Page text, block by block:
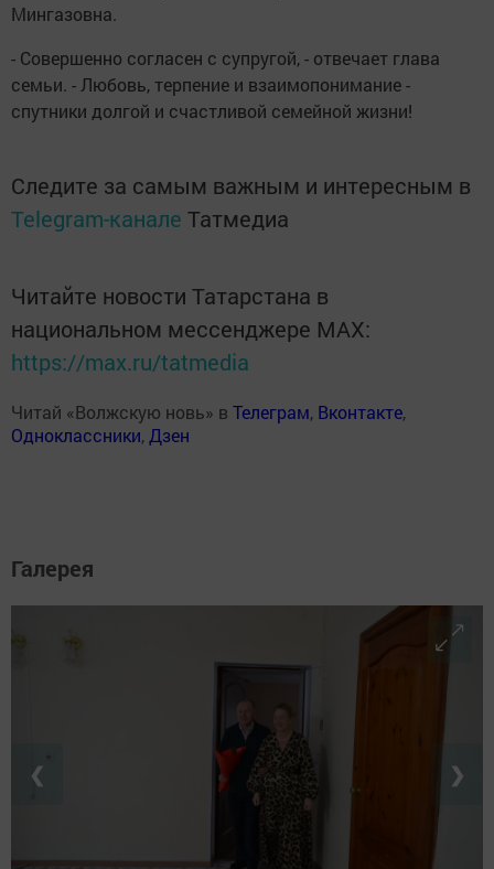
Мингазовна.
- Совершенно согласен с супругой, - отвечает глава
семьи. - Любовь, терпение и взаимопонимание -
спутники долгой и счастливой семейной жизни!
Следите за самым важным и интересным в
Telegram-канале Татмедиа
Читайте новости Татарстана в
национальном мессенджере MАХ:
https://max.ru/tatmedia
Читай «Волжскую новь» в Телеграм, Вконтакте,
Одноклассники, Дзен
Галерея
❮ ❯